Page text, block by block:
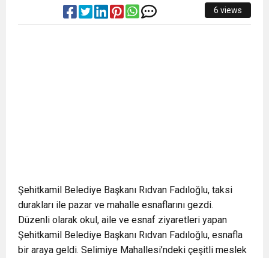
6 views
Şehitkamil Belediye Başkanı Rıdvan Fadıloğlu, taksi
durakları ile pazar ve mahalle esnaflarını gezdi.
Düzenli olarak okul, aile ve esnaf ziyaretleri yapan
Şehitkamil Belediye Başkanı Rıdvan Fadıloğlu, esnafla
bir araya geldi. Selimiye Mahallesi’ndeki çeşitli meslek